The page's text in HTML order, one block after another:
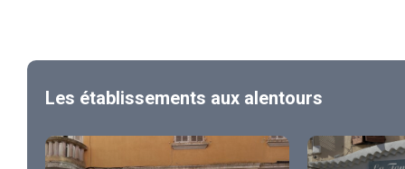
Les établissements aux alentours